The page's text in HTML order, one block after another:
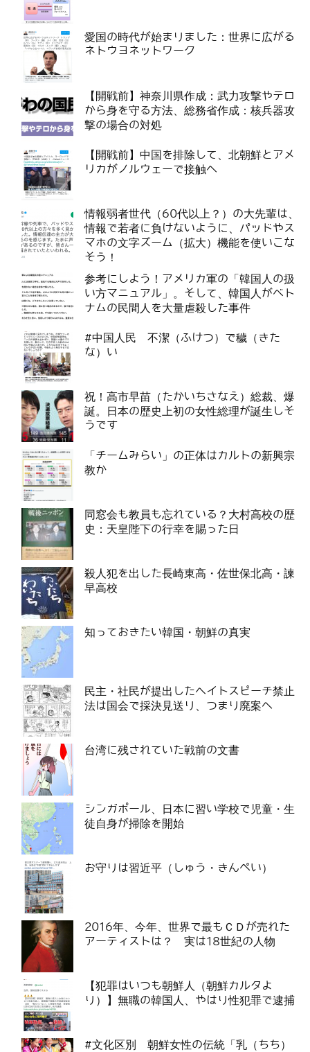
愛国の時代が始まりました：世界に広がる
ネトウヨネットワーク
【開戦前】神奈川県作成：武力攻撃やテロ
から身を守る方法、総務省作成：核兵器攻
撃の場合の対処
【開戦前】中国を排除して、北朝鮮とアメ
リカがノルウェーで接触へ
情報弱者世代（60代以上？）の大先輩は、
情報で若者に負けないように、パッドやス
マホの文字ズーム（拡大）機能を使いこな
そう！
参考にしよう！アメリカ軍の「韓国人の扱
い方マニュアル」。そして、韓国人がベト
ナムの民間人を大量虐殺した事件
#中国人民 不潔（ふけつ）で穢（きた
な）い
祝！高市早苗（たかいちさなえ）総裁、爆
誕。日本の歴史上初の女性総理が誕生しそ
うです
「チームみらい」の正体はカルトの新興宗
教か
同窓会も教員も忘れている？大村高校の歴
史：天皇陛下の行幸を賜った日
殺人犯を出した長崎東高・佐世保北高・諫
早高校
知っておきたい韓国・朝鮮の真実
民主・社民が提出したヘイトスピーチ禁止
法は国会で採決見送り、つまり廃案へ
台湾に残されていた戦前の文書
シンガポール、日本に習い学校で児童・生
徒自身が掃除を開始
お守りは習近平（しゅう・きんぺい）
2016年、今年、世界で最もＣＤが売れた
アーティストは？ 実は18世紀の人物
【犯罪はいつも朝鮮人（朝鮮カルタよ
り）】無職の韓国人、やはり性犯罪で逮捕
#文化区別 朝鮮女性の伝統「乳（ちち）